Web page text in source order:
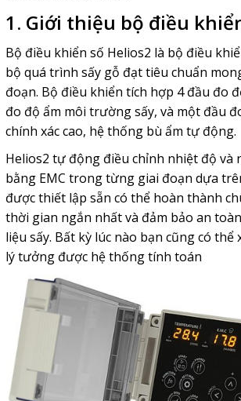
1. Giới thiệu bộ điều
Bộ điều khiển số Helios2 là bộ điều
bộ quá trình sấy gỗ đạt tiêu chuẩn
đoạn. Bộ điều khiển tích hợp 4 đầu đo
đo độ ẩm môi trường sấy, và một đầu
chính xác cao, hệ thống bù ẩm tự động.
Helios2 tự động điều chỉnh nhiệt độ và
bằng EMC trong từng giai đoạn dựa
được thiết lập sẵn có thể hoàn thành
thời gian ngắn nhất và đảm bảo an
liệu sấy. Bất kỳ lúc nào bạn cũng có thể
lý tưởng được hệ thống tính toán